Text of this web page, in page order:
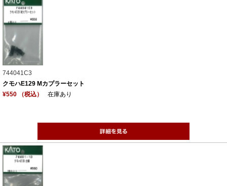
744041C3
クモハE129 Mカプラーセット
¥550 （税込）
在庫あり